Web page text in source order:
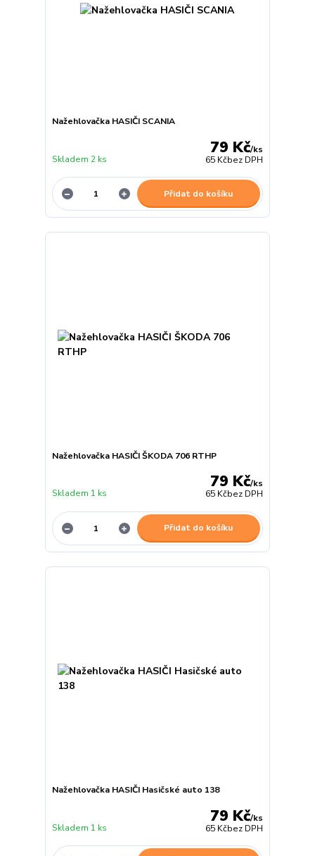
Nažehlovačka HASIČI SCANIA
79 Kč/ks
65 Kčbez DPH
Skladem 2 ks
Přidat do košíku
Nažehlovačka HASIČI ŠKODA 706 RTHP
79 Kč/ks
65 Kčbez DPH
Skladem 1 ks
Přidat do košíku
Nažehlovačka HASIČI Hasičské auto 138
79 Kč/ks
65 Kčbez DPH
Skladem 1 ks